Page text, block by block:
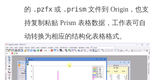
的 .pzfx 或 .prism 文件到 Origin，也支
持复制粘贴 Prism 表格数据，工作表可自
动转换为相应的结构化表格格式。